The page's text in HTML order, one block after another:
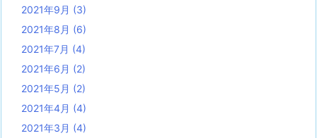
2021年9月 (3)
2021年8月 (6)
2021年7月 (4)
2021年6月 (2)
2021年5月 (2)
2021年4月 (4)
2021年3月 (4)